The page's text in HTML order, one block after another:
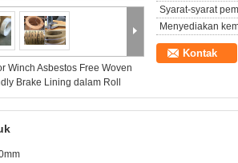
Winch Asbestos Free Woven
Brake Lining dalam Roll
Syarat-syarat
Menyediakan
Kontak